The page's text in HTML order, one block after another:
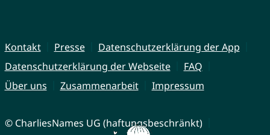
Kontakt Presse
Datenschutzerklärung der App
Datenschutzerklärung der Webseite
FAQ
Über uns
Zusammenarbeit Impressum
© CharliesNames UG (haftungsbeschränkt)